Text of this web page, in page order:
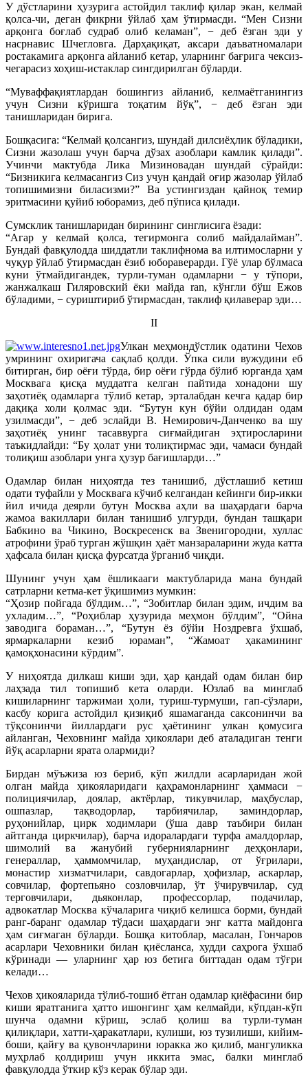
У дўстларини ҳузурига астойдил таклиф қилар экан, келмай
қолса-чи, деган фикрни ўйлаб ҳам ўтирмасди. “Мен Сизни
арқонга боғлаб судраб олиб келаман”, − деб ёзган эди у
насрнавис Шчегловга. Дарҳақиқат, аксари даъватномалари
ростакамига арқонга айланиб кетар, уларнинг бағрига чексиз-
чегарасиз хоҳиш-истаклар сингдирилган бўларди.
“Муваффақиятлардан бошингиз айланиб, келмаётганингиз
учун Сизни кўришга тоқатим йўқ”, − деб ёзган эди
танишларидан бирига.
Бошқасига: “Келмай қолсангиз, шундай дилсиёҳлик бўладики,
Сизни жазолаш учун барча дўзах азоблари камлик қилади”.
Учинчи мактубда Лика Мизиновадан шундай сўрайди:
“Бизникига келмасангиз Сиз учун қандай оғир жазолар ўйлаб
топишимизни биласизми?” Ва устингиздан қайноқ темир
эритмасини қуйиб юборамиз, деб пўписа қилади.
Сумсклик танишларидан бирининг синглисига ёзади:
“Агар у келмай қолса, тегирмонга солиб майдалайман”.
Бундай фавқулодда шиддатли таклифнома ва илтимосларни у
чуқур ўйлаб ўтирмасдан ёзиб юбораверарди. Гўё улар бўлмаса
куни ўтмайдигандек, турли-туман одамларни − у тўпори,
жанжалкаш Гиляровский ёки майда ran, кўнгли бўш Ежов
бўладими, − суриштириб ўтирмасдан, таклиф қилаверар эди…
II
Улкан меҳмондўстлик одатини Чехов
умрининг охиригача сақлаб қолди. Ўпка сили вужудини еб
битирган, бир оёғи тўрда, бир оёғи гўрда бўлиб юрганда ҳам
Москвага қисқа муддатга келган пайтида хонадони шу
заҳотиёқ одамларга тўлиб кетар, эрталабдан кечга қадар бир
дақиқа холи қолмас эди. “Бутун кун бўйи олдидан одам
узилмасди”, − деб эслайди В. Немирович-Данченко ва шу
заҳотиёқ унинг тасаввурга сиғмайдиган эҳтиросларини
таъкидлайди: “Бу ҳолат уни толиқтирмас эди, чамаси бундай
толиқиш азоблари унга ҳузур бағишларди…”
Одамлар билан ниҳоятда тез танишиб, дўстлашиб кетиш
одати туфайли у Москвага кўчиб келгандан кейинги бир-икки
йил ичида деярли бутун Москва аҳли ва шаҳардаги барча
жамоа вакиллари билан танишиб улгурди, бундан ташқари
Бабкино ва Чикино, Воскресенск ва Звенигородни, хуллас
атрофини ўраб турган жўшқин ҳаёт манзараларини жуда катта
ҳафсала билан қисқа фурсатда ўрганиб чиқди.
Шунинг учун ҳам ёшликааги мактубларида мана бундай
сатрларни кетма-кет ўқишимиз мумкин:
“Ҳозир пойгада бўлдим…”, “Зобитлар билан эдим, ичдим ва
ухладим…”, “Роҳиблар ҳузурида меҳмон бўлдим”, “Ойна
заводига бораман…”, “Бутун ёз бўйи Ноздревга ўхшаб,
ярмаркаларни кезиб юраман”, “Жамоат ҳакамининг
қамоқхонасини кўрдим”.
У ниҳоятда дилкаш киши эди, ҳар қандай одам билан бир
лаҳзада тил топишиб кета оларди. Юзлаб ва минглаб
кишиларнинг таржимаи ҳоли, туриш-турмуши, гап-сўзлари,
касбу корига астойдил қизиқиб яшамаганда саксонинчи ва
тўқсонинчи йиллардаги рус ҳаётининг улкан қомусига
айланган, Чеховнинг майда ҳикоялари деб аталадиган тенги
йўқ асарларни ярата олармиди?
Бирдан мўъжиза юз бериб, кўп жилдли асарларидан жой
олган майда ҳикояларидаги қаҳрамонларнинг ҳаммаси −
полициячилар, доялар, актёрлар, тикувчилар, маҳбуслар,
ошпазлар, тақводорлар, тарбиячилар, заминдорлар,
руҳонийлар, цирк ходимлари (ўша давр таъбири билан
айтганда циркчилар), барча идоралардаги турфа амалдорлар,
шимолий ва жанубий губернияларнинг деҳқонлари,
генераллар, ҳаммомчилар, муҳандислар, от ўғрилари,
монастир хизматчилари, савдогарлар, ҳофизлар, аскарлар,
совчилар, фортепьяно созловчилар, ўт ўчирувчилар, суд
терговчилари, дьяконлар, профессорлар, подачилар,
адвокатлар Москва кўчаларига чиқиб келишса борми, бундай
ранг-баранг одамлар тўдаси шаҳардаги энг катта майдонга
ҳам сиғмаган бўларди. Бошқа китоблар, масалан, Гончаров
асарлари Чеховники билан қиёсланса, худди саҳрога ўхшаб
кўринади — уларнинг ҳар юз бетига биттадан одам тўғри
келади…
Чехов ҳикояларида тўлиб-тошиб ётган одамлар қиёфасини бир
киши яратганига ҳатто ишонгинг ҳам келмайди, кўпдан-кўп
шунча одамни кўриш, эслаб қолиш ва турли-туман
қилиқлари, хатти-ҳаракатлари, кулиши, юз тузилиши, кийим-
боши, қайғу ва қувончларини юракка жо қилиб, мангуликка
муҳрлаб қолдириш учун иккита эмас, балки минглаб
фавқулодда ўткир кўз керак бўлар эди.